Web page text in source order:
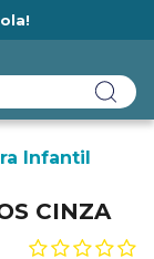
Infantil
CINZA